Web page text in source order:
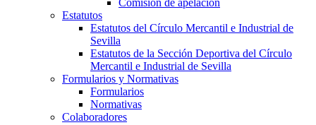
Comisión de apelación
Estatutos
Estatutos del Círculo Mercantil e Industrial de
Sevilla
Estatutos de la Sección Deportiva del Círculo
Mercantil e Industrial de Sevilla
Formularios y Normativas
Formularios
Normativas
Colaboradores